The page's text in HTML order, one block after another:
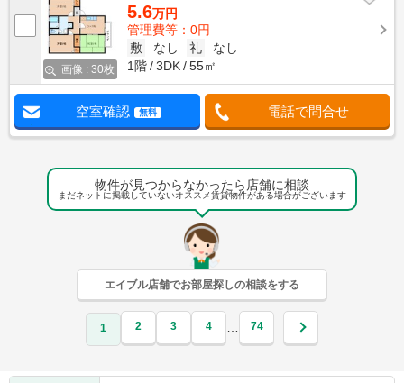
画像 : 30枚
5.6万円
管理費等：0円
敷
なし 礼
なし
1階
3DK 55㎡
空室確認 無料 電話で問合せ
物件が見つからなかったら店舗に相談
まだネットに掲載していないオススメ賃貸物件がある場合がございます
エイブル店舗でお部屋探しの相談をする
1 2 3 4 … 74